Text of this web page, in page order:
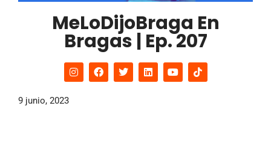
MeLoDijoBraga En
Bragas | Ep. 207
9 junio, 2023